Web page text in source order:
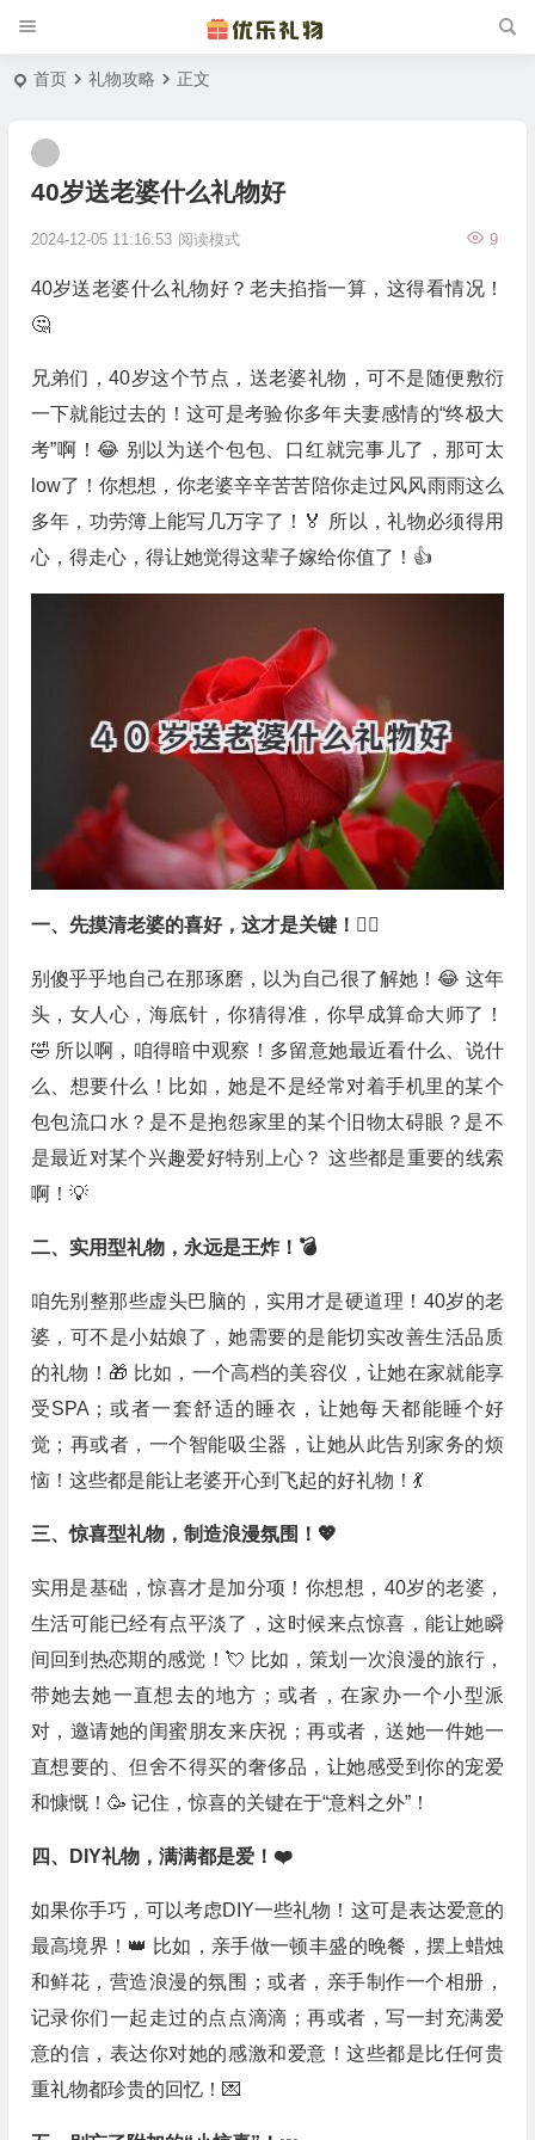
首页 礼物攻略 正文
40岁送老婆什么礼物好
2024-12-05 11:16:53 9
阅读模式
40岁送老婆什么礼物好？老夫掐指一算，这得看情况！
🤔
兄弟们，40岁这个节点，送老婆礼物，可不是随便敷衍
一下就能过去的！这可是考验你多年夫妻感情的“终极大
考”啊！😂 别以为送个包包、口红就完事儿了，那可太
low了！你想想，你老婆辛辛苦苦陪你走过风风雨雨这么
多年，功劳簿上能写几万字了！🏅 所以，礼物必须得用
心，得走心，得让她觉得这辈子嫁给你值了！👍
一、先摸清老婆的喜好，这才是关键！🕵️‍♀️
别傻乎乎地自己在那琢磨，以为自己很了解她！😂 这年
头，女人心，海底针，你猜得准，你早成算命大师了！
🤣 所以啊，咱得暗中观察！多留意她最近看什么、说什
么、想要什么！比如，她是不是经常对着手机里的某个
包包流口水？是不是抱怨家里的某个旧物太碍眼？是不
是最近对某个兴趣爱好特别上心？ 这些都是重要的线索
啊！💡
二、实用型礼物，永远是王炸！💣
咱先别整那些虚头巴脑的，实用才是硬道理！40岁的老
婆，可不是小姑娘了，她需要的是能切实改善生活品质
的礼物！🎁 比如，一个高档的美容仪，让她在家就能享
受SPA；或者一套舒适的睡衣，让她每天都能睡个好
觉；再或者，一个智能吸尘器，让她从此告别家务的烦
恼！这些都是能让老婆开心到飞起的好礼物！💃
三、惊喜型礼物，制造浪漫氛围！💖
实用是基础，惊喜才是加分项！你想想，40岁的老婆，
生活可能已经有点平淡了，这时候来点惊喜，能让她瞬
间回到热恋期的感觉！💘 比如，策划一次浪漫的旅行，
带她去她一直想去的地方；或者，在家办一个小型派
对，邀请她的闺蜜朋友来庆祝；再或者，送她一件她一
直想要的、但舍不得买的奢侈品，让她感受到你的宠爱
和慷慨！🥳 记住，惊喜的关键在于“意料之外”！
四、DIY礼物，满满都是爱！❤️
如果你手巧，可以考虑DIY一些礼物！这可是表达爱意的
最高境界！👑 比如，亲手做一顿丰盛的晚餐，摆上蜡烛
和鲜花，营造浪漫的氛围；或者，亲手制作一个相册，
记录你们一起走过的点点滴滴；再或者，写一封充满爱
意的信，表达你对她的感激和爱意！这些都是比任何贵
重礼物都珍贵的回忆！💌